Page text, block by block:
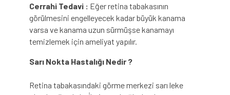
Cerrahi Tedavi : Eğer retina tabakasının
görülmesini engelleyecek kadar büyük kanama
varsa ve kanama uzun sürmüşse kanamayı
temizlemek için ameliyat yapılır.
Sarı Nokta Hastalığı Nedir ?
Retina tabakasındaki görme merkezi sarı leke